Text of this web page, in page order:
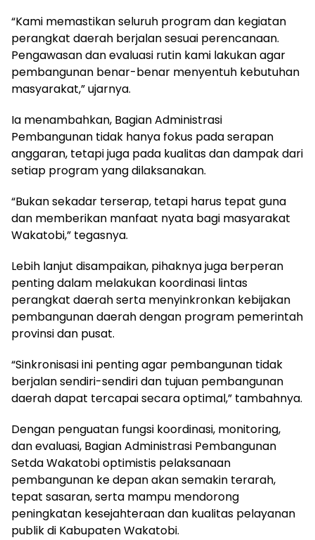
“Kami memastikan seluruh program dan kegiatan
perangkat daerah berjalan sesuai perencanaan.
Pengawasan dan evaluasi rutin kami lakukan agar
pembangunan benar-benar menyentuh kebutuhan
masyarakat,” ujarnya.
Ia menambahkan, Bagian Administrasi
Pembangunan tidak hanya fokus pada serapan
anggaran, tetapi juga pada kualitas dan dampak dari
setiap program yang dilaksanakan.
“Bukan sekadar terserap, tetapi harus tepat guna
dan memberikan manfaat nyata bagi masyarakat
Wakatobi,” tegasnya.
Lebih lanjut disampaikan, pihaknya juga berperan
penting dalam melakukan koordinasi lintas
perangkat daerah serta menyinkronkan kebijakan
pembangunan daerah dengan program pemerintah
provinsi dan pusat.
“Sinkronisasi ini penting agar pembangunan tidak
berjalan sendiri-sendiri dan tujuan pembangunan
daerah dapat tercapai secara optimal,” tambahnya.
Dengan penguatan fungsi koordinasi, monitoring,
dan evaluasi, Bagian Administrasi Pembangunan
Setda Wakatobi optimistis pelaksanaan
pembangunan ke depan akan semakin terarah,
tepat sasaran, serta mampu mendorong
peningkatan kesejahteraan dan kualitas pelayanan
publik di Kabupaten Wakatobi.